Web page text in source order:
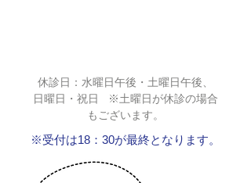
休診日：水曜日午後・土曜日午後、
日曜日・祝日 ※​土曜日が休診の場合
もございます。
※受付は18：30が最終となります。